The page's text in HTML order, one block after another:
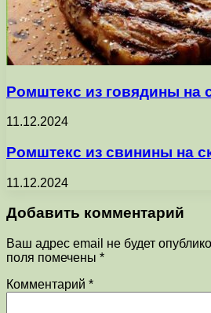
Ромштекс из говядины на
11.12.2024
Ромштекс из свинины на
11.12.2024
Добавить комментарий
Ваш адрес email не будет
поля помечены *
Комментарий *